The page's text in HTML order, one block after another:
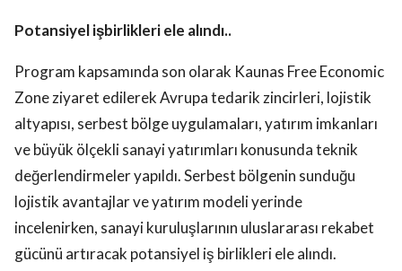
Potansiyel işbirlikleri ele alındı..
Program kapsamında son olarak Kaunas Free Economic
Zone ziyaret edilerek Avrupa tedarik zincirleri, lojistik
altyapısı, serbest bölge uygulamaları, yatırım imkanları
ve büyük ölçekli sanayi yatırımları konusunda teknik
değerlendirmeler yapıldı. Serbest bölgenin sunduğu
lojistik avantajlar ve yatırım modeli yerinde
incelenirken, sanayi kuruluşlarının uluslararası rekabet
gücünü artıracak potansiyel iş birlikleri ele alındı.